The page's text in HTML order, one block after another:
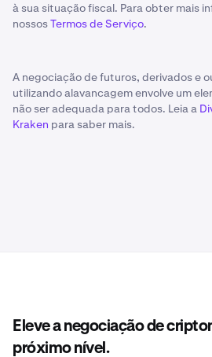
à sua situação fiscal. Para obter mais
nossosTermos de Serviço.
A negociação de futuros, derivados e
utilizando alavancagem envolve um
não ser adequada para todos. Leia a
Kraken para saber mais.
Eleve a negociação de
próximo nível.